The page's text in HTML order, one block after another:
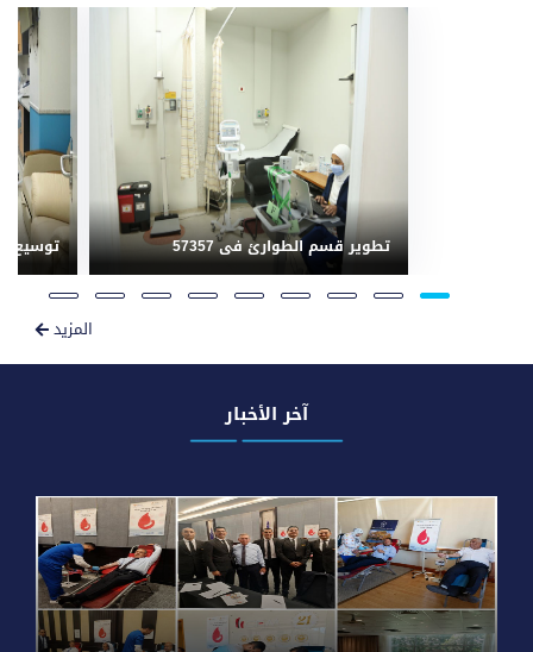
تطوير قسم الطوارئ فى 57357 توسيع
المزيد
آخر الأخبار